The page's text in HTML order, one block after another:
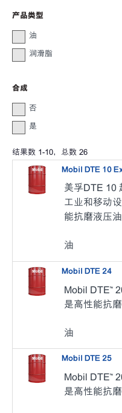
产品类型
油
润滑脂
合成
否
是
结果数 1-10，总数 26
Mobil DTE 10
美孚DTE 10
工业和移动
能抗磨液压油
油
Mobil DTE 24
Mobil DTE™
是高性能抗磨
油
Mobil DTE 25
Mobil DTE™
是高性能抗磨